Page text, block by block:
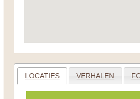
LOCATIES VERHALEN